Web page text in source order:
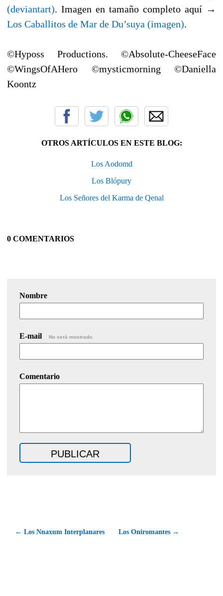
(deviantart). Imagen en tamaño completo aquí →
Los Caballitos de Mar de Du’suya (imagen).
©Hyposs Productions. ©Absolute-CheeseFace
©WingsOfAHero ©mysticmorning ©Daniella
Koontz
OTROS ARTÍCULOS EN ESTE BLOG:
Los Aodomd
Los Blópury
Los Señores del Karma de Qenal
0 COMENTARIOS
Nombre
E-mail No será mostrado.
Comentario
← Los Nnaxum Interplanares Los Oniromantes →